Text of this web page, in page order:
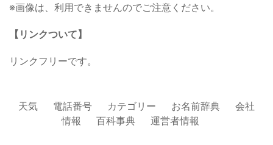
※画像は、利用できませんのでご注意ください。
【リンクついて】
リンクフリーです。
天気 電話番号 カテゴリー お名前辞典
会社
情報
百科事典 運営者情報